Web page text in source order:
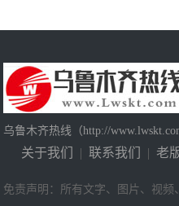
乌鲁木齐热线（http://
关于我们 | 联系我们 | 老
免责声明：所有文字、图片、视